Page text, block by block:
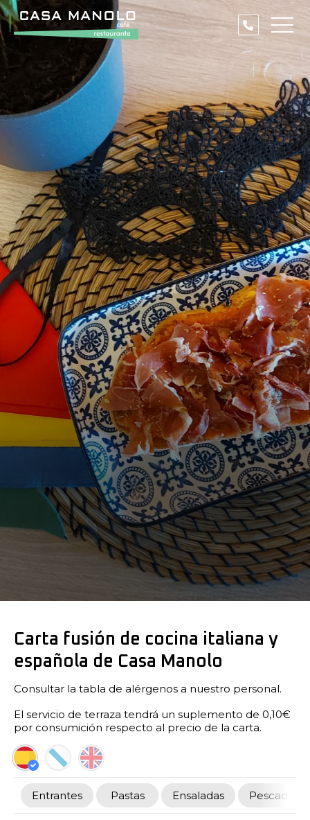
Carta fusión de cocina italiana y
española de Casa Manolo
Consultar la tabla de alérgenos a nuestro personal.
El servicio de terraza tendrá un suplemento de 0,10€
por consumición respecto al precio de la carta.
Entrantes Pastas Ensaladas Pescados